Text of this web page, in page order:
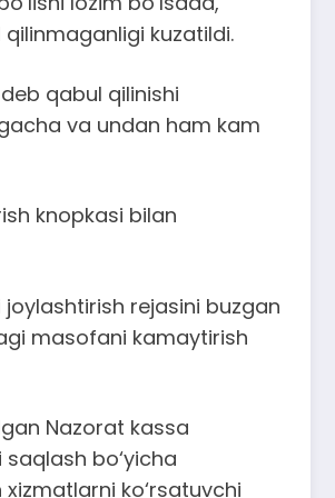
kuzatildi.
qabul qilinishi
va undan ham kam
knopkasi bilan
rejasini buzgan
masofani kamaytirish
Nazorat kassa
bo‘yicha
ko‘rsatuvchi